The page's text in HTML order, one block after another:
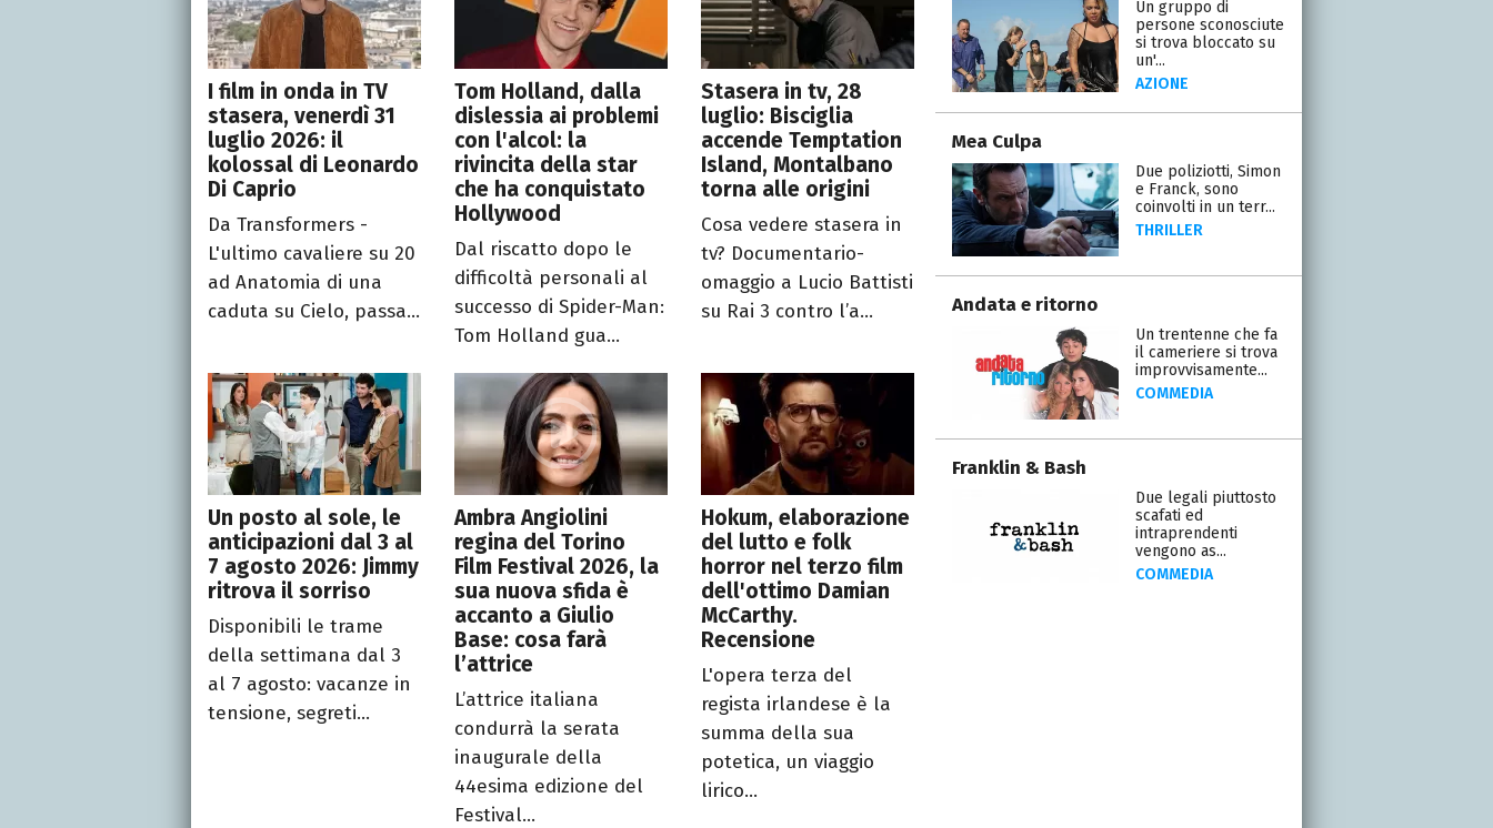
I film in onda in TV
stasera, venerdì 31
luglio 2026: il
kolossal di Leonardo
Di Caprio
Da Transformers -
L'ultimo cavaliere su 20
ad Anatomia di una
caduta su Cielo, passa...
Tom Holland, dalla
dislessia ai problemi
con l'alcol: la
rivincita della star
che ha conquistato
Hollywood
Dal riscatto dopo le
difficoltà personali al
successo di Spider-Man:
Tom Holland gua...
Stasera in tv, 28
luglio: Bisciglia
accende Temptation
Island, Montalbano
torna alle origini
Cosa vedere stasera in
tv? Documentario-
omaggio a Lucio Battisti
su Rai 3 contro l’a...
Un posto al sole, le
anticipazioni dal 3 al
7 agosto 2026: Jimmy
ritrova il sorriso
Disponibili le trame
della settimana dal 3
al 7 agosto: vacanze in
tensione, segreti...
Ambra Angiolini
regina del Torino
Film Festival 2026, la
sua nuova sfida è
accanto a Giulio
Base: cosa farà
l’attrice
L’attrice italiana
condurrà la serata
inaugurale della
44esima edizione del
Festival...
Hokum, elaborazione
del lutto e folk
horror nel terzo film
dell'ottimo Damian
McCarthy.
Recensione
L'opera terza del
regista irlandese è la
summa della sua
potetica, un viaggio
lirico...
Un gruppo di
persone sconosciute
si trova bloccato su
un'...
AZIONE
Mea Culpa
Due poliziotti, Simon
e Franck, sono
coinvolti in un terr...
THRILLER
Andata e ritorno
Un trentenne che fa
il cameriere si trova
improvvisamente...
COMMEDIA
Franklin & Bash
Due legali piuttosto
scafati ed
intraprendenti
vengono as...
COMMEDIA